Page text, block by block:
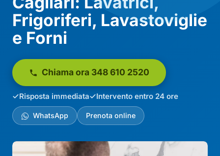
Frigoriferi, Lavastoviglie
e Forni
Chiama ora 348 610 2520
Risposta immediata Intervento entro 24 ore
WhatsApp Prenota online